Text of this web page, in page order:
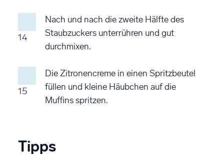
14
Nach und nach die zweite Hälfte des
Staubzuckers unterrühren und gut
durchmixen.
15
Die Zitronencreme in einen Spritzbeutel
füllen und kleine Häubchen auf die
Muffins spritzen.
Tipps